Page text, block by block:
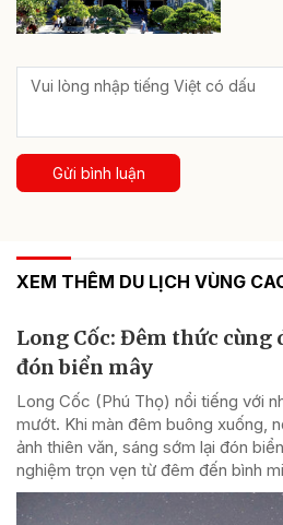
Gửi bình luận
XEM THÊM DU LỊCH VÙNG
Long Cốc: Đêm thức cùng
đón biển mây
Long Cốc (Phú Thọ) nổi tiếng với
mướt. Khi màn đêm buông xuống,
ảnh thiên văn, sáng sớm lại đón
nghiệm trọn vẹn từ đêm đến bình